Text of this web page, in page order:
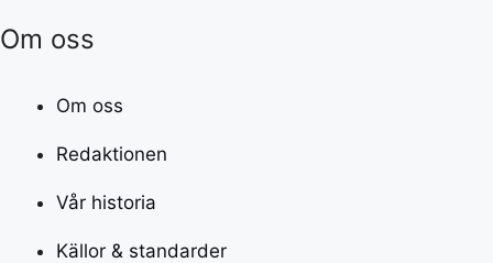
Om oss
Om oss
Redaktionen
Vår historia
Källor & standarder